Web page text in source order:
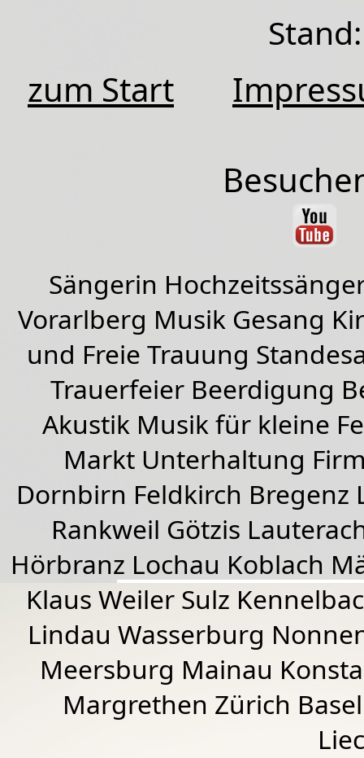
zum Start
Sängerin
Vorarlberg Musik Gesang
und Freie Trauung
Trauerfeier Beerdigung
Akustik Musik für kleine
Markt Unterhaltung
Dornbirn Feldkirch Bregenz
Rankweil Götzis
Hörbranz Lochau Koblach
Klaus Weiler Sulz
Lindau Wasserburg
Meersburg Mainau
Margrethen Zürich